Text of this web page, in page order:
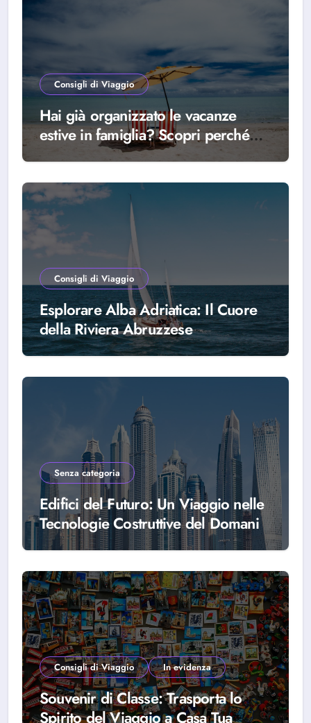
Consigli di Viaggio
Hai già organizzato le vacanze
estive in famiglia? Scopri perché
scegliere Alba Adriatica
Consigli di Viaggio
Esplorare Alba Adriatica: Il Cuore
della Riviera Abruzzese
Senza categoria
Edifici del Futuro: Un Viaggio nelle
Tecnologie Costruttive del Domani
Consigli di Viaggio In evidenza
Souvenir di Classe: Trasporta lo
Spirito del Viaggio a Casa Tua